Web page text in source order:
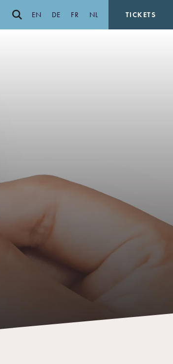
EN DE FR NL TICKETS